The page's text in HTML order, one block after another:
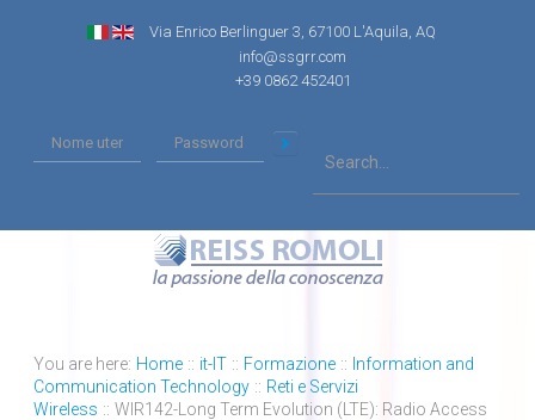
Via Enrico Berlinguer 3, 67100 L'Aquila, AQ
info@ssgrr.com
+39 0862 452401
You are here: Home :: it-IT :: Formazione :: Information and
Communication Technology :: Reti e Servizi
Wireless :: WIR142-Long Term Evolution (LTE): Radio Access